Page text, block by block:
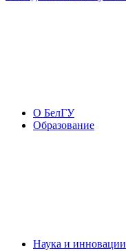
О БелГУ
Образование
Наука и инновации